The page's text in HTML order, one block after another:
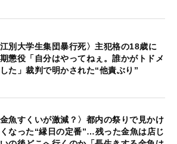
江別大学生集団暴行死〉主犯格の18歳に
懲役「自分はやってねぇ。誰かがトドメ
た」裁判で明かされた“他責ぶり”
金魚すくいが激減？〉都内の祭りで見かけ
なった“縁日の定番”…残った金魚は店じ